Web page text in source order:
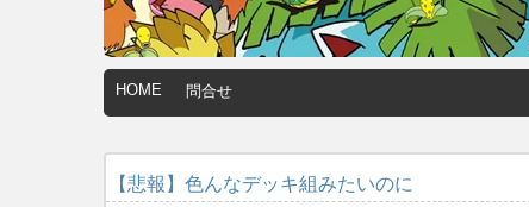
HOME 問合せ
【悲報】色んなデッキ組みたいのに